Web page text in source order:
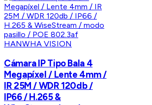
HANWHA VISION
Cámara IP Tipo Bala 4
Megapíxel / Lente 4mm /
IR 25M / WDR 120db /
IP66 / H.265 &